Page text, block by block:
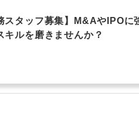
スタッフ募集】M&AやIPOに
キルを磨きませんか？